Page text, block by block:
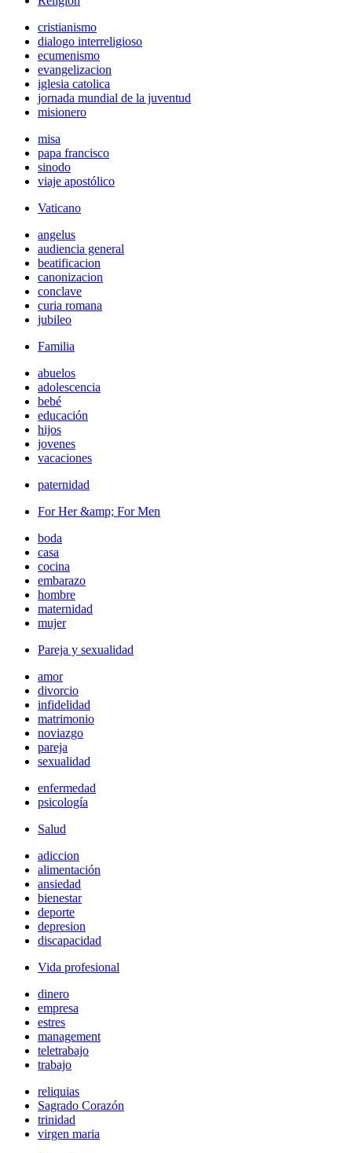
cristianismo
dialogo interreligioso
ecumenismo
evangelizacion
iglesia catolica
jornada mundial de la juventud
misionero
misa
papa francisco
sinodo
viaje apostólico
Vaticano
angelus
audiencia general
beatificacion
canonizacion
conclave
curia romana
jubileo
Familia
abuelos
adolescencia
bebé
educación
hijos
jovenes
vacaciones
paternidad
For Her &amp; For Men
boda
casa
cocina
embarazo
hombre
maternidad
mujer
Pareja y sexualidad
amor
divorcio
infidelidad
matrimonio
noviazgo
pareja
sexualidad
enfermedad
psicología
Salud
adiccion
alimentación
ansiedad
bienestar
deporte
depresion
discapacidad
Vida profesional
dinero
empresa
estres
management
teletrabajo
trabajo
reliquias
Sagrado Corazón
trinidad
virgen maria